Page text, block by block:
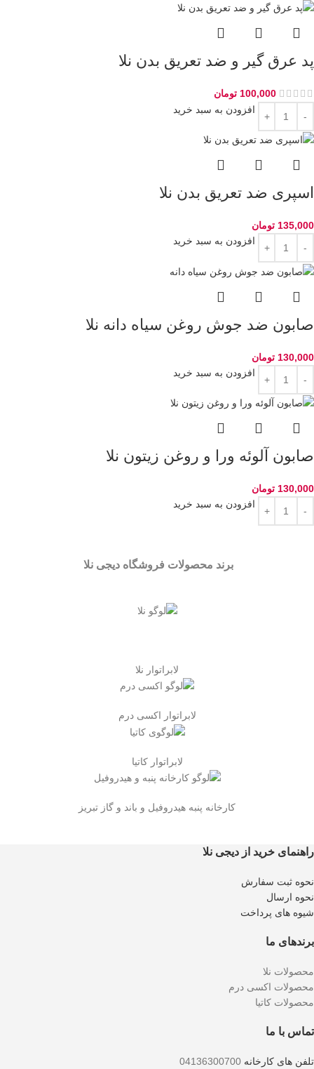
پد عرق گیر و ضد تعریق بدن نلا
100,000 تومان
افزودن به سبد خرید
اسپری ضد تعریق بدن نلا
135,000 تومان
افزودن به سبد خرید
صابون ضد جوش روغن سیاه دانه نلا
130,000 تومان
افزودن به سبد خرید
صابون آلوئه ورا و روغن زیتون نلا
130,000 تومان
افزودن به سبد خرید
برند محصولات فروشگاه دیجی نلا
لابراتوار نلا
لابراتوار اکسی درم
لابراتوار کاتیا
کارخانه پنبه هیدروفیل و باند و گاز تبریز
راهنمای خرید از دیجی نلا
نحوه ثبت سفارش
نحوه ارسال
شیوه های پرداخت
برندهای ما
محصولات نلا
محصولات اکسی درم
محصولات کاتیا
تماس با ما
تلفن های کارخانه